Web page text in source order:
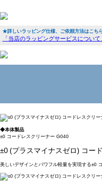
★詳しいラッピング仕様、ご依頼方法はこち
「当店のラッピングサービスについて
◆本体製品
±0 コードレスクリーナー G040
±0 (プラスマイナスゼロ) コー
美しいデザインとパワフル軽量を実現する±0